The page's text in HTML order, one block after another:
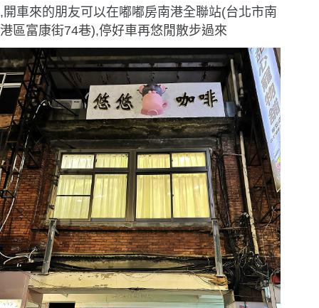
,開車來的朋友可以在嘟嘟房南港全聯站(台北市南
港區富康街74巷),停好車再悠閒散步過來